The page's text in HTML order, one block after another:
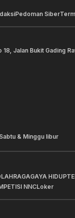
Pedoman Siber
Jalan Bukit Gading
& Minggu libur
GAYA HIDUP
NNCLoker